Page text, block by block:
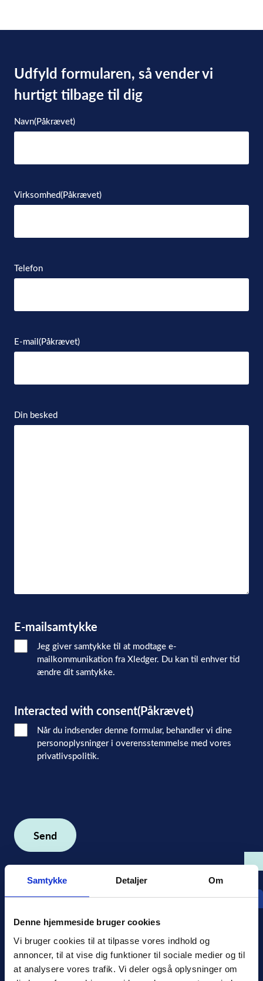
Samtykke Detaljer Om
Denne hjemmeside bruger cookies
Vi bruger cookies til at tilpasse vores indhold og
annoncer, til at vise dig funktioner til sociale medier og til
at analysere vores trafik. Vi deler også oplysninger om
Udfyld formularen, så vender vi
hurtigt tilbage til dig
Navn(Påkrævet)
Virksomhed(Påkrævet)
Telefon
E-mail(Påkrævet)
Din besked
E-mailsamtykke
Jeg giver samtykke til at modtage e-
mailkommunikation fra Xledger. Du kan til enhver tid
ændre dit samtykke.
Interacted with consent(Påkrævet)
Når du indsender denne formular, behandler vi dine
personoplysninger i overensstemmelse med vores
privatlivspolitik.